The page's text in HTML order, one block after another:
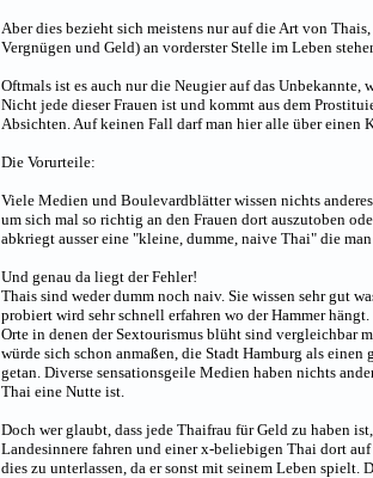
Aber dies bezieht sich meistens nur auf die Art von
Vergnügen und Geld) an vorderster Stelle im Leben
Oftmals ist es auch nur die Neugier auf das Unbekannte,
Nicht jede dieser Frauen ist und kommt aus dem
Absichten. Auf keinen Fall darf man hier alle über einen
Die Vorurteile:
Viele Medien und Boulevardblätter wissen nichts
um sich mal so richtig an den Frauen dort auszutoben
abkriegt ausser eine "kleine, dumme, naive Thai" die
Und genau da liegt der Fehler!
Thais sind weder dumm noch naiv. Sie wissen sehr gut
probiert wird sehr schnell erfahren wo der Hammer
Orte in denen der Sextourismus blüht sind vergleichbar
würde sich schon anmaßen, die Stadt Hamburg als
getan. Diverse sensationsgeile Medien haben nichts
Thai eine Nutte ist.
Doch wer glaubt, dass jede Thaifrau für Geld zu haben
Landesinnere fahren und einer x-beliebigen Thai dort
dies zu unterlassen, da er sonst mit seinem Leben spielt.